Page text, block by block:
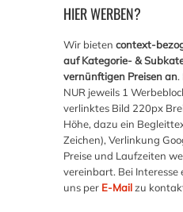
HIERWERBEN?
Wir bieten context-
auf Kategorie- &
vernünftigen Preisen an.
NUR jeweils 1
verlinktes Bild 220px
Höhe, dazu ein
Zeichen), Verlinkung
Preise und Laufzeiten
vereinbart. Bei Interesse
uns per E-Mailzu